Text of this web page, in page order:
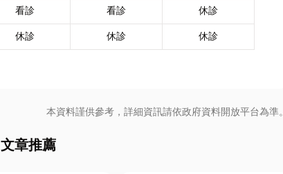
看診 看診
休診
休診 休診 休診
本資料謹供參考，詳細資訊請依政府資料開放平台為準。
文章推薦